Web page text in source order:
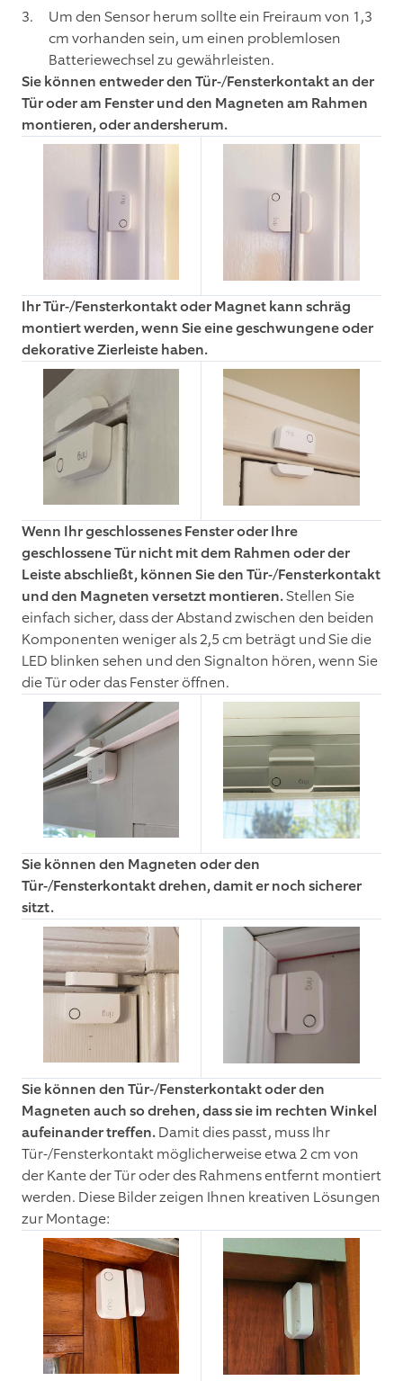
Um den Sensor herum sollte ein Freiraum von 1,3
cm vorhanden sein, um einen problemlosen
Batteriewechsel zu gewährleisten.
Sie können entweder den Tür-/Fensterkontakt an der
Tür oder am Fenster und den Magneten am Rahmen
montieren, oder andersherum.
Ihr Tür-/Fensterkontakt oder Magnet kann schräg
montiert werden, wenn Sie eine geschwungene oder
dekorative Zierleiste haben.
Wenn Ihr geschlossenes Fenster oder Ihre
geschlossene Tür nicht mit dem Rahmen oder der
Leiste abschließt, können Sie den Tür-/Fensterkontakt
und den Magneten versetzt montieren.Stellen Sie
einfach sicher, dass der Abstand zwischen den beiden
Komponenten weniger als 2,5 cm beträgt und Sie die
LED blinken sehen und den Signalton hören, wenn Sie
die Tür oder das Fenster öffnen.
Sie können den Magneten oder den
Tür-/Fensterkontakt drehen, damit er noch sicherer
sitzt.
Sie können den Tür-/Fensterkontakt oder den
Magneten auch so drehen, dass sie im rechten Winkel
aufeinander treffen.Damit dies passt, muss Ihr
Tür-/Fensterkontakt möglicherweise etwa 2 cm von
der Kante der Tür oder des Rahmens entfernt montiert
werden. Diese Bilder zeigen Ihnen kreativen Lösungen
zur Montage: